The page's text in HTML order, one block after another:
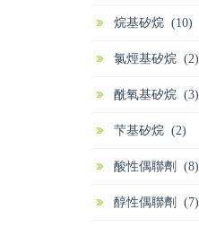
烷基矽烷 (10)
氯烴基矽烷 (2)
酰氧基矽烷 (3)
芐基矽烷 (2)
酸性偶聯劑 (8)
醇性偶聯劑 (7)